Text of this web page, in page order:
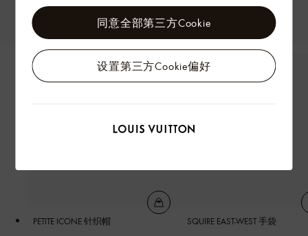
设置第三方Cookie偏好
同意全部第三方Cookie
PETITE ICONE 针织帽 SQUIRE EAST-WEST 手袋